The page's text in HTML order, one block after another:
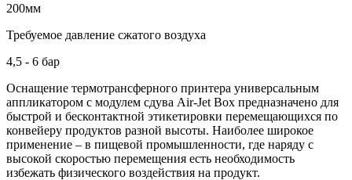
200мм
Требуемое давление сжатого воздуха
4,5 - 6 бар
Оснащение термотрансферного принтера универсальным
аппликатором с модулем сдува Air-Jet Box предназначено для
быстрой и бесконтактной этикетировки перемещающихся по
конвейеру продуктов разной высоты. Наиболее широкое
применение – в пищевой промышленности, где наряду с
высокой скоростью перемещения есть необходимость
избежать физического воздействия на продукт.